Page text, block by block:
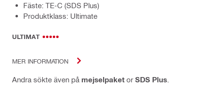
Fäste: TE-C (SDS Plus)
Produktklass: Ultimate
ULTIMAT
MER INFORMATION
Andra sökte även på mejselpaket or SDS Plus